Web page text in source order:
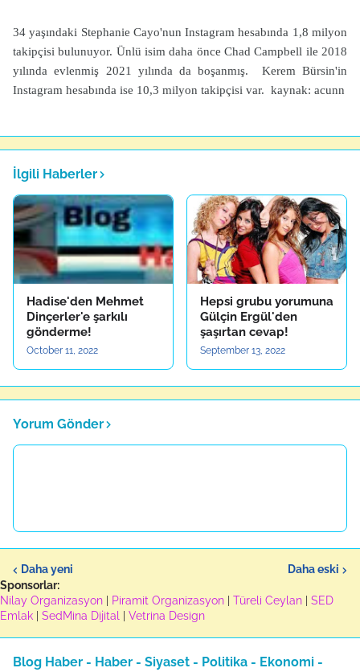
34 yaşındaki Stephanie Cayo'nun Instagram hesabında 1,8 milyon
takipçisi bulunuyor. Ünlü isim daha önce Chad Campbell ile 2018
yılında evlenmiş 2021 yılında da boşanmış. Kerem Bürsin'in
Instagram hesabında ise 10,3 milyon takipçisi var. kaynak: acunn
İlgili Haberler
Hadise'den Mehmet
Dinçerler'e şarkılı
gönderme!
October 11, 2022
Hepsi grubu yorumuna
Gülçin Ergül'den
şaşırtan cevap!
September 13, 2022
Yorum Gönder
Daha yeni
Daha eski
Sponsorlar:
Nilay Organizasyon
Piramit Organizasyon Türeli Ceylan
SED
Emlak
SedMina Dijital Vetrina Design
Blog Haber - Haber - Siyaset - Politika - Ekonomi -